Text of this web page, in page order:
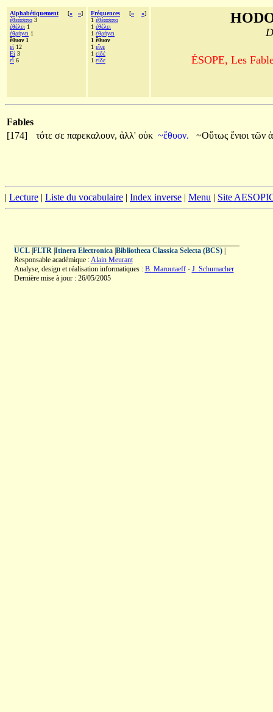
Alphabétiquement [« »]
ἐθεάσατο 3
ἐθέλει 1
ἐθρήνει 1
ἔθυον 1
εἰ 12
Εἰ 3
εἴ 6
Fréquences [« »]
1 ἐθέασατο
1 ἐθέλει
1 ἐθρήνει
1 ἔθυον
1 εἴγε
1 εἰδὲ
1 εἶδε ÉSOPE, Les
Fables
[174]
τότε σε παρεκαλουν, ἀλλ' οὐκ ~ἔθυον. ~Οὕτως ἔνιοι τῶν
| Lecture | Liste du vocabulaire | Index inverse | Menu | Site
UCL| FLTR| Itinera Electronica| Bibliotheca Classica Selecta (BCS)|
Responsable académique :Alain Meurant
Analyse, design et réalisation informatiques : B. Maroutaeff- J. Schumacher
Dernière mise à jour : 26/05/2005